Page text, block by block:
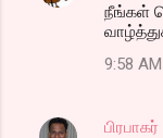
நீங்கள்
9:58 AM
பிரபாகர்